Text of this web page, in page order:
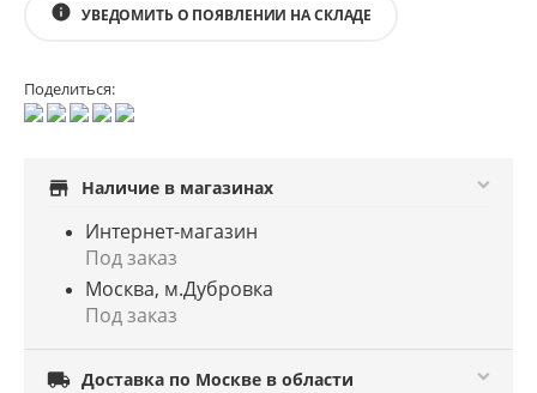
info УВЕДОМИТЬ О ПОЯВЛЕНИИ НА СКЛАДЕ
Поделиться:
store Наличие в магазинах
Интернет-магазин
Под заказ
Москва, м.Дубровка
Под заказ
 Доставка по Москве в области